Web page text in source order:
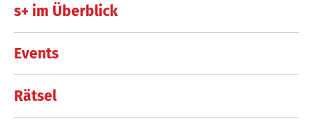
s+ im Überblick
Events
Rätsel